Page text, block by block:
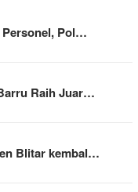
Pol…
Raih Juar…
Blitar kembal…